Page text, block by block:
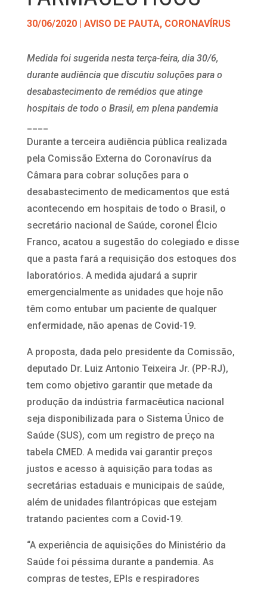
30/06/2020| AVISO DE PAUTA, CORONAVÍRUS
Medida foi sugerida nesta terça-feira, dia 30/6,
durante audiência que discutiu soluções para o
desabastecimento de remédios que atinge
hospitais de todo o Brasil, em plena pandemia
Durante a terceira audiência pública realizada
pela Comissão Externa do Coronavírus da
Câmara para cobrar soluções para o
desabastecimento de medicamentos que está
acontecendo em hospitais de todo o Brasil, o
secretário nacional de Saúde, coronel Élcio
Franco, acatou a sugestão do colegiado e disse
que a pasta fará a requisição dos estoques dos
laboratórios. A medida ajudará a suprir
emergencialmente as unidades que hoje não
têm como entubar um paciente de qualquer
enfermidade, não apenas de Covid-19.
A proposta, dada pelo presidente da Comissão,
deputado Dr. Luiz Antonio Teixeira Jr. (PP-RJ),
tem como objetivo garantir que metade da
produção da indústria farmacêutica nacional
seja disponibilizada para o Sistema Único de
Saúde (SUS), com um registro de preço na
tabela CMED. A medida vai garantir preços
justos e acesso à aquisição para todas as
secretárias estaduais e municipais de saúde,
além de unidades filantrópicas que estejam
tratando pacientes com a Covid-19.
“A experiência de aquisições do Ministério da
Saúde foi péssima durante a pandemia. As
compras de testes, EPIs e respiradores